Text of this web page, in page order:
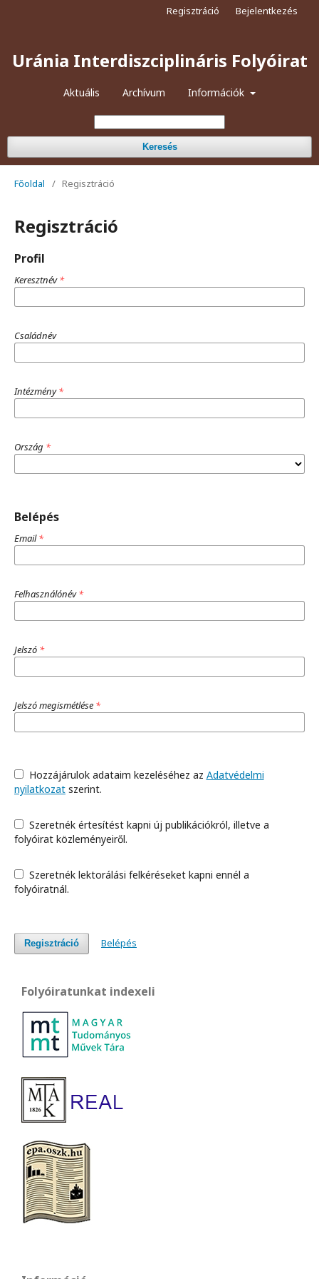
Uránia Interdiszciplináris Folyóirat
Aktuális Archívum Információk
Keresés
Regisztráció Bejelentkezés
Főoldal / Regisztráció
Regisztráció
Profil
Keresztnév*
Családnév
Intézmény*
Ország *
Belépés
Email*
Felhasználónév*
Jelszó *
Jelszó megismétlése *
Hozzájárulok adataim kezeléséhez az Adatvédelmi
nyilatkozat szerint.
folyóirat közleményeiről.
folyóiratnál.
Regisztráció Belépés
Folyóiratunkat indexeli